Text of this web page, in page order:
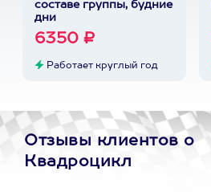
составе группы, будние
дни
6350 ₽
Работает круглый год
Отзывы клиентов о
Квадроцикл